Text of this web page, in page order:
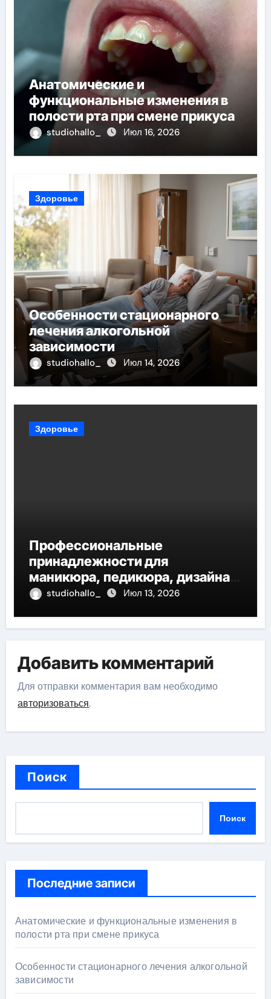
Анатомические и
функциональные изменения в
полости рта при смене прикуса
studiohallo_ Июл 16, 2026
Здоровье
Особенности стационарного
лечения алкогольной
зависимости
studiohallo_ Июл 14, 2026
Здоровье
Профессиональные
принадлежности для
маникюра, педикюра, дизайна
ногтей, депиляции и
studiohallo_ Июл 13, 2026
Добавить комментарий
Для отправки комментария вам необходимо
авторизоваться.
Поиск
Поиск
Последние записи
Анатомические и функциональные изменения в
полости рта при смене прикуса
Особенности стационарного лечения алкогольной
зависимости